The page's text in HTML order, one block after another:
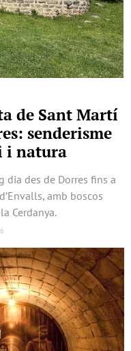
de Sant Martí
senderisme
i natura
dia des de Dorres fins a
amb boscos
Cerdanya.